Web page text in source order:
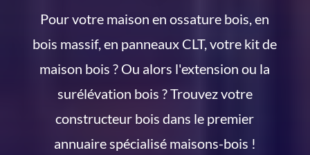
Pour votre maison en ossature bois, en
bois massif, en panneaux CLT, votre kit de
maison bois ? Ou alors l'extension ou la
surélévation bois ? Trouvez votre
constructeur bois dans le premier
annuaire spécialisé maisons-bois !